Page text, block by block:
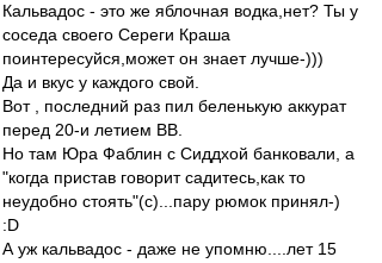
Кальвадос - это же яблочная водка,нет? Ты у
соседа своего Сереги Краша
поинтересуйся,может он знает лучше-)))
Да и вкус у каждого свой.
Вот , последний раз пил беленькую аккурат
перед 20-и летием ВВ.
Но там Юра Фаблин с Сиддхой банковали, а
"когда пристав говорит садитесь,как то
неудобно стоять"(с)...пару рюмок принял-)
:D
А уж кальвадос - даже не упомню....лет 15